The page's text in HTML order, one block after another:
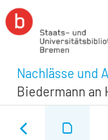
Nachlässe und
Biedermann an